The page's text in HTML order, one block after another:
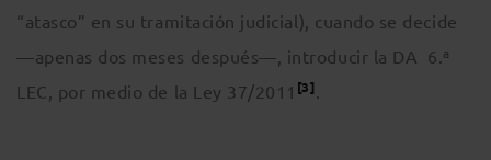
“atasco” en su tramitación judicial), cuando se decide
—apenas dos meses después—, introducir la DA 6.ª
LEC, por medio de la Ley 37/2011 [3].